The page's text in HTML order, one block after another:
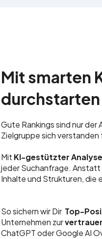
Mit smarten
durchstarten
Gute Rankings sind nur
Zielgruppe sich
Mit KI-gestützter Analyse
jeder Suchanfrage.
Inhalte und Strukturen, die
So sichern wir Dir Top-
Unternehmen zur
ChatGPT oder Google AI